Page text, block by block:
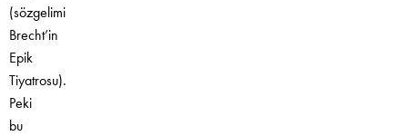
(sözgelimi
Brecht’in
Epik
Tiyatrosu).
Peki
bu